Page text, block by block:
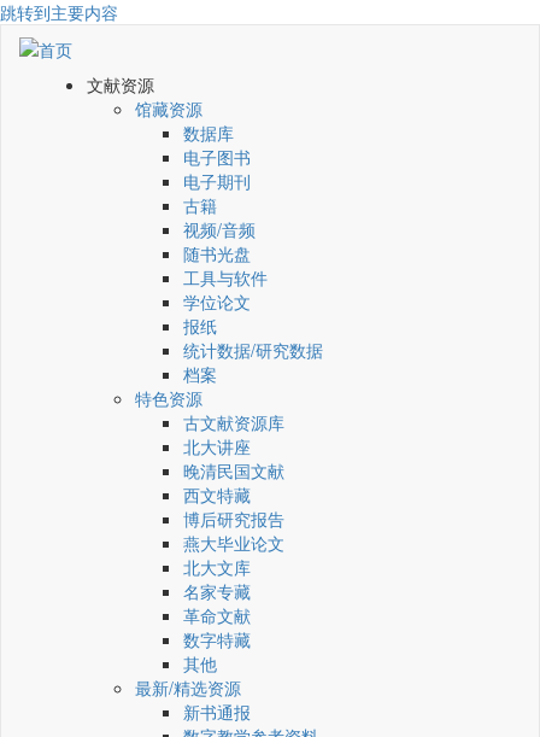
跳转到主要内容
文献资源
馆藏资源
数据库
电子图书
电子期刊
古籍
视频/音频
随书光盘
工具与软件
学位论文
报纸
统计数据/研究数据
档案
特色资源
古文献资源库
北大讲座
晚清民国文献
西文特藏
博后研究报告
燕大毕业论文
北大文库
名家专藏
革命文献
数字特藏
其他
最新/精选资源
新书通报